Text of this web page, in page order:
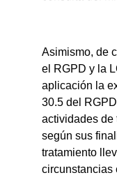
Asimismo, de
el RGPD y la
aplicación la
30.5 del
actividades de
según sus
tratamiento
circunstancias